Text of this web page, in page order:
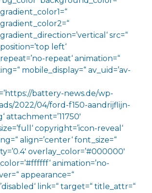
src=“
left‘
repeat‘ animation=“
mobile_display=“ av_uid=’av-
battery-news.de/wp-
2022/04/ford-f150-aandrijflijn-
attachment=’11750′
copyright=’icon-reveal‘
align=’center‘ font_size=“
overlay_color=’#000000′
animation=’no-
appearance=“
link=“ target=“ title_attr=“